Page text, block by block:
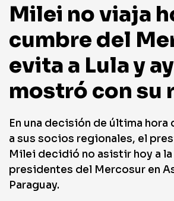
Milei no viaja
cumbre del
evita a Lula y
mostró con su
En una decisión de última
a sus socios regionales, el
Milei decidió no asistir hoy a
presidentes del Mercosur en
Paraguay.